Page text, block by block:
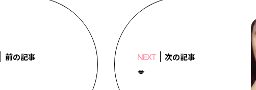
前の記事
NEXT
次の記事
💋